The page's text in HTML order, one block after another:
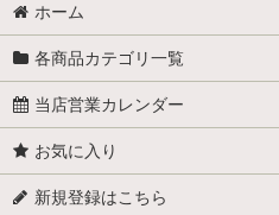
ホーム
各商品カテゴリ一覧
当店営業カレンダー
お気に入り
新規登録はこちら